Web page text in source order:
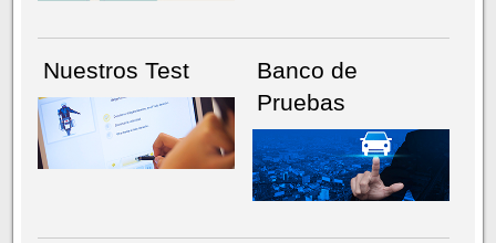
Nuestros Test
Banco de
Pruebas